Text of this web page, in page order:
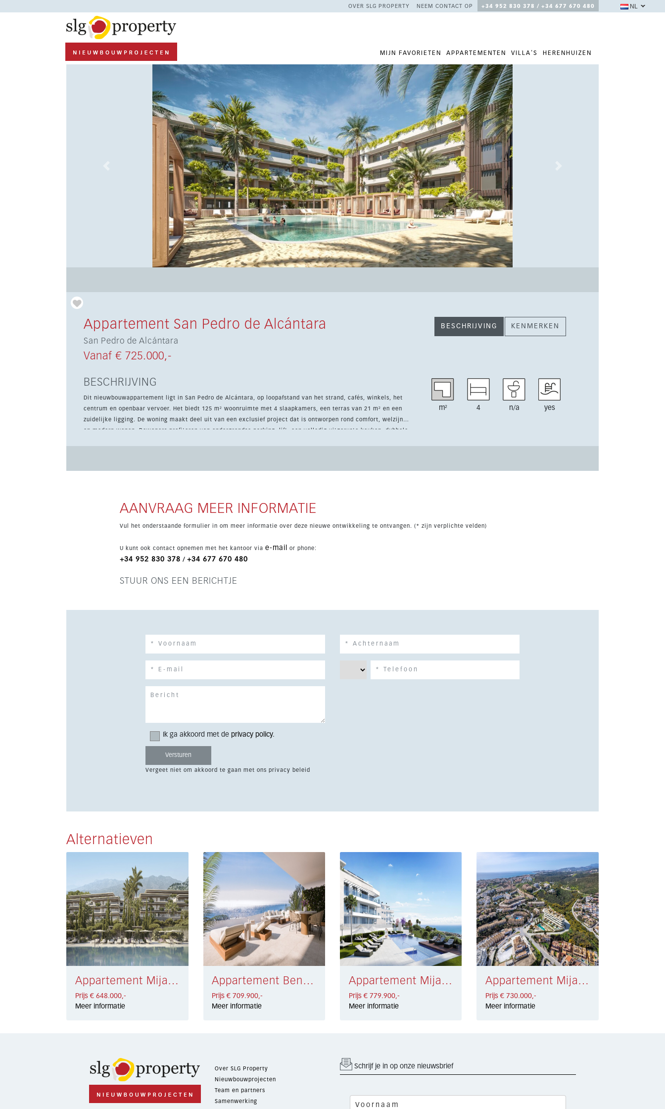
OVER SLG PROPERTY NEEM CONTACT OP +34 952 830 378 / +34 677 670 480
MIJN FAVORIETEN APPARTEMENTEN VILLA'S HERENHUIZEN
NL
Appartement San Pedro de Alcántara
San Pedro de Alcántara
Vanaf € 725.000,-
BESCHRIJVING KENMERKEN
BESCHRIJVING
Dit nieuwbouwappartement ligt in San Pedro de Alcántara, op loopafstand van het strand, cafés, winkels, het
centrum en openbaar vervoer. Het biedt 125 m² woonruimte met 4 slaapkamers, een terras van 21 m² en een
zuidelijke ligging. De woning maakt deel uit van een exclusief project dat is ontworpen rond comfort, welzijn
en modern wonen. Bewoners profiteren van ondergrondse parking, lift, een volledig uitgeruste keuken, dubbele
m² 4 n/a yes
AANVRAAG MEER INFORMATIE
Vul het onderstaande formulier in om meer informatie over deze nieuwe ontwikkeling te ontvangen. (* zijn verplichte velden)
U kunt ook contact opnemen met het kantoor via e-mail or phone:
+34 952 830 378 / +34 677 670 480
STUUR ONS EEN BERICHTJE
Ik ga akkoord met de privacy policy.
Vergeet niet om akkoord te gaan met ons privacy beleid
Alternatieven
Appartement Mijas € 648.000,-
Prijs € 648.000,-
Meer informatie
Appartement Benalmádena € 709.900,-
Prijs € 709.900,-
Meer informatie
Appartement Mijas Costa € 779.900,-
Prijs € 779.900,-
Meer informatie
Appartement Mijas Costa € 730.000,-
Prijs € 730.000,-
Meer informatie
Over SLG Property
Nieuwbouwprojecten
Team en partners
Samenwerking
Schrijf je in op onze nieuwsbrief